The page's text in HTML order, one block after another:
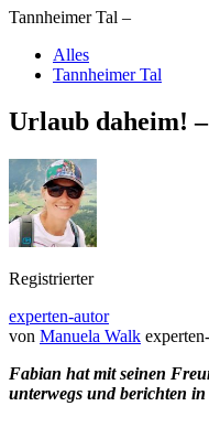
Tannheimer Tal –
Alles
Tannheimer Tal
Urlaub daheim!
Registrierter
experten-autor
von Manuela Walk
Fabian hat mit seinen
unterwegs und berichten